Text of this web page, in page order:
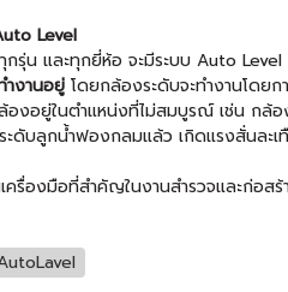
Level
รุ่น และทุกยี่ห้อ จะมีระบบ Auto Level
งานอยู่ โดยกล้องระดับจะทำงานโดย
องอยู่ในตำแหน่งที่ไม่สมบูรณ์ เช่น กล้อ
ดับลูกน้ำฟองกลมแล้ว เกิดแรงสั่นละเ
รื่องมือที่สำคัญในงานสำรวจและก่อส